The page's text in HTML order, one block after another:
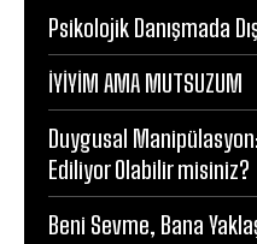
Psikolojik Danışmada
İYİYİM AMA MUTSUZUM
Duygusal
Ediliyor Olabilir misiniz?
Beni Sevme, Bana